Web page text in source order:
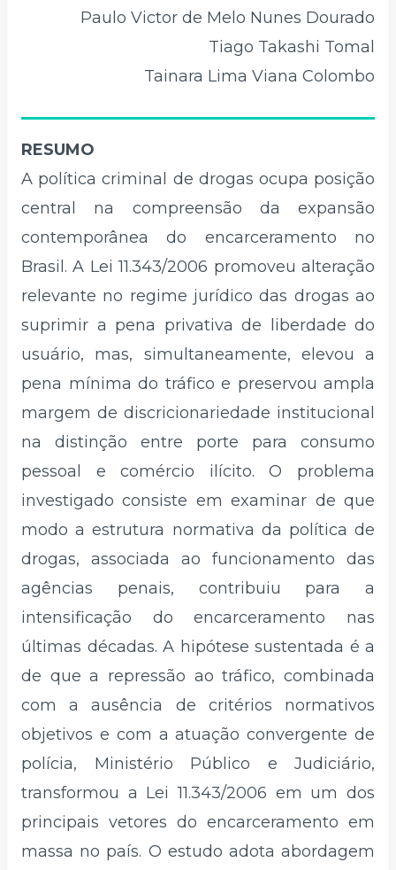
Paulo Victor de Melo Nunes Dourado
Tiago Takashi Tomal
Tainara Lima Viana Colombo
RESUMO
A política criminal de drogas ocupa posição
central na compreensão da expansão
contemporânea do encarceramento no
Brasil. A Lei 11.343/2006 promoveu alteração
relevante no regime jurídico das drogas ao
suprimir a pena privativa de liberdade do
usuário, mas, simultaneamente, elevou a
pena mínima do tráfico e preservou ampla
margem de discricionariedade institucional
na distinção entre porte para consumo
pessoal e comércio ilícito. O problema
investigado consiste em examinar de que
modo a estrutura normativa da política de
drogas, associada ao funcionamento das
agências penais, contribuiu para a
intensificação do encarceramento nas
últimas décadas. A hipótese sustentada é a
de que a repressão ao tráfico, combinada
com a ausência de critérios normativos
objetivos e com a atuação convergente de
polícia, Ministério Público e Judiciário,
transformou a Lei 11.343/2006 em um dos
principais vetores do encarceramento em
massa no país. O estudo adota abordagem